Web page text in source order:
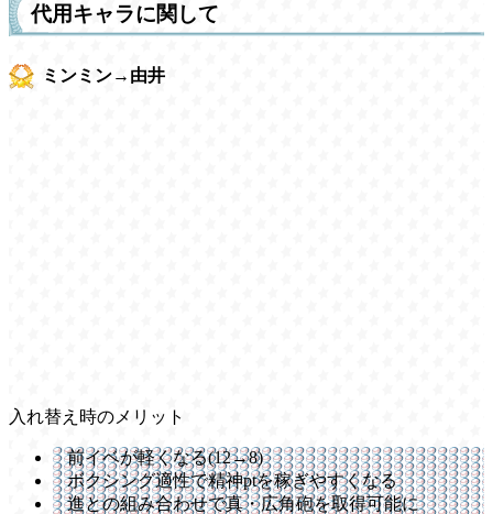
代用キャラに関して
ミンミン→由井
入れ替え時のメリット
前イベが軽くなる(12→8)
ボクシング適性で精神ptを稼ぎやすくなる
進との組み合わせで真・広角砲を取得可能に